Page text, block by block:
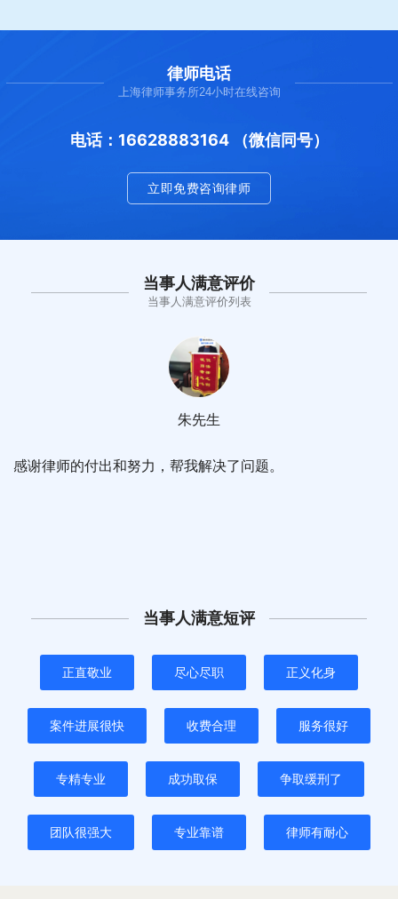
律师电话
上海律师事务所24小时在线咨询
电话：16628883164 （微信同号）
立即免费咨询律师
当事人满意评价
当事人满意评价列表
感谢律师的付出和努力，帮我解决了问题。
朱先生
当事人满意短评
正直敬业 尽心尽职 正义化身
案件进展很快 收费合理 服务很好
专精专业 成功取保 争取缓刑了
团队很强大 专业靠谱 律师有耐心